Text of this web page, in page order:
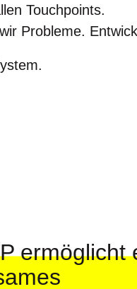
Touchpoints.
Probleme.
ermöglicht